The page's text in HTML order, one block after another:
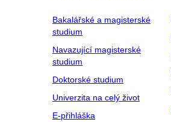
Bakalářské a magisterské
studium
Navazující magisterské
studium
Doktorské studium
Univerzita na celý život
E-přihláška